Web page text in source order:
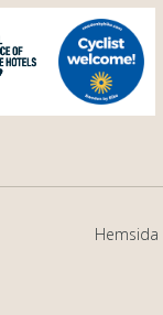
Hemsida